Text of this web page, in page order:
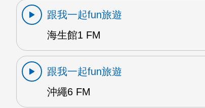
跟我一起fun旅遊
海生館1 FM
跟我一起fun旅遊
沖繩6 FM